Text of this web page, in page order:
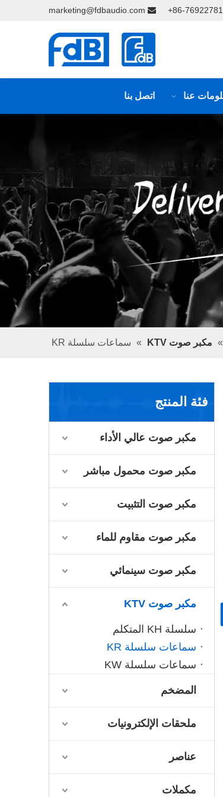

marketing@fdbaudio.com
عنا اتصل بنا
» مكبر صوت KTV » سماعات سلسلة KR
فئة المنتج
مكبر صوت عالي الأداء
مكبر صوت محمول مباشر
مكبر صوت التثبيت
مكبر صوت مقاوم للماء
مكبر صوت سينمائي
مكبر صوت KTV
سلسلة KH المتكلم
سماعات سلسلة KR
سماعات سلسلة KW
المضخم
ملحقات الإلكترونيات
عناصر
مكملات